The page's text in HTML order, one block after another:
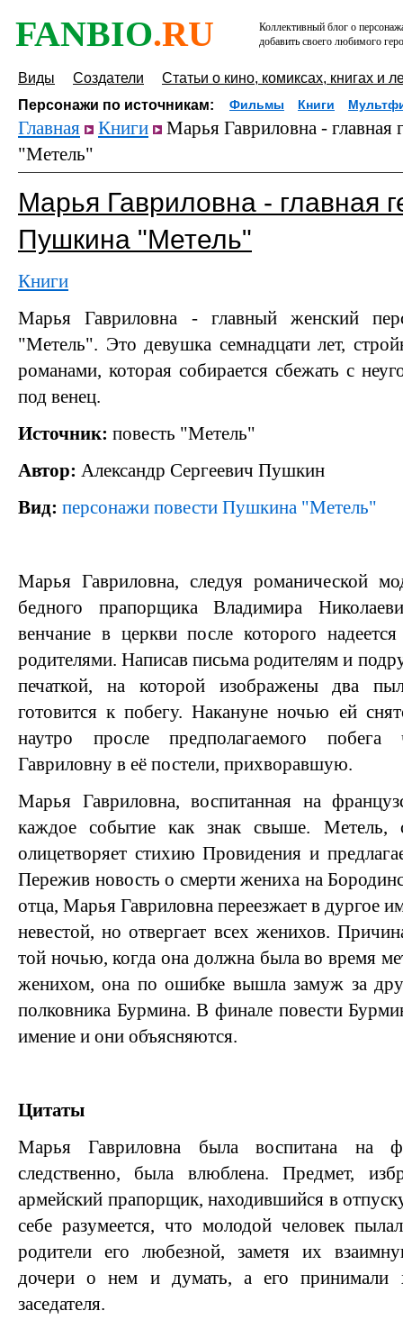
FANBIO.RU
Коллективный блог о
добавить своего любимого
Виды Создатели
Статьи о кино, комиксах, книгах и
Персонажи по источникам:
Фильмы Книги
Главная Книги
Марья Гавриловна -
"Метель"
Марья Гавриловна - главная
Пушкина "Метель"
Книги
Марья Гавриловна - главный женский
"Метель". Это девушка семнадцати лет,
романами, которая собирается сбежать с
под венец.
Источник: повесть "Метель"
Автор: Александр Сергеевич Пушкин
Вид: персонажи повести Пушкина "Метель"
Марья Гавриловна, следуя романической
бедного прапорщика Владимира
венчание в церкви после которого
родителями. Написав письма родителям и
печаткой, на которой изображены два
готовится к побегу. Накануне ночью ей
наутро просле предполагаемого
Гавриловну в её постели, прихворавшую.
Марья Гавриловна, воспитанная на
каждое событие как знак свыше. Метель,
олицетворяет стихию Провидения и
Пережив новость о смерти жениха на
отца, Марья Гавриловна переезжает в дургое
невестой, но отвергает всех женихов.
той ночью, когда она должна была во время
женихом, она по ошибке вышла замуж за
полковника Бурмина. В финале повести
имение и они объясняются.
Цитаты
Марья Гавриловна была воспитана на
следственно, была влюблена. Предмет,
армейский прапорщик, находившийся в
себе разумеется, что молодой человек
родители его любезной, заметя их
дочери о нем и думать, а его принимали
заседателя.